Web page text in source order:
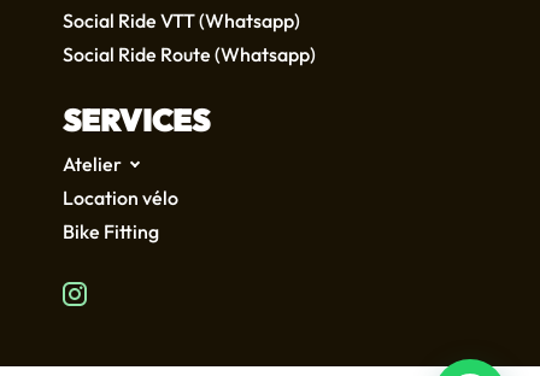
Social Ride VTT (Whatsapp)
Social Ride Route (Whatsapp)
SERVICES
Atelier
Location vélo
Bike Fitting